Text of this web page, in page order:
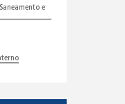
e